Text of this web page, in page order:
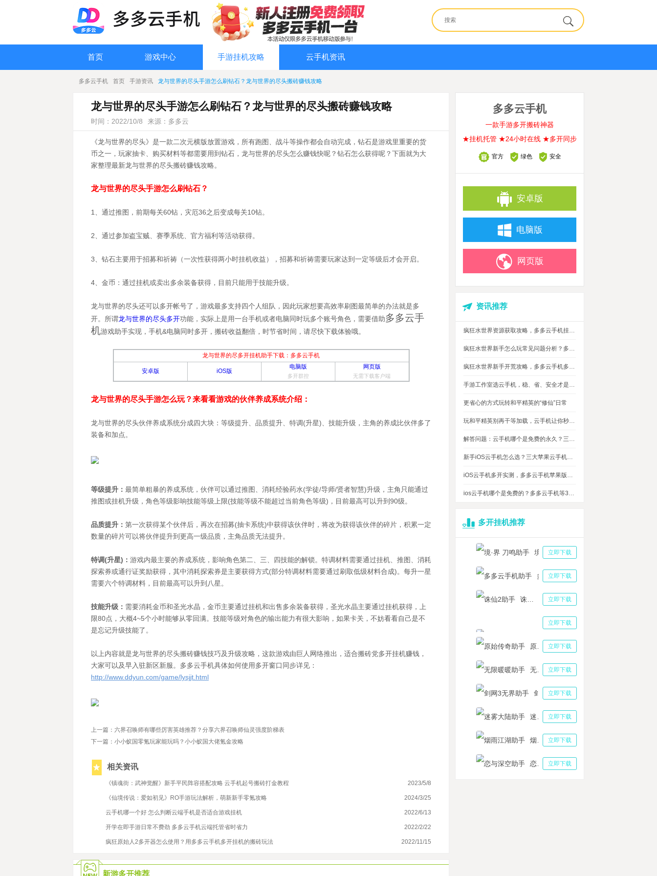
首页 游戏中心 手游挂机攻略 云手机资讯
多多云手机 首页 手游资讯 龙与世界的尽头手游怎么刷钻石？龙与世界的尽头搬砖赚钱攻略
龙与世界的尽头手游怎么刷钻石？龙与世界的尽头搬砖赚钱攻略
时间：2022/10/8 来源：多多云
《龙与世界的尽头》是一款二次元横版放置游戏，所有跑图、战斗等操作都会自动完成，钻石是游戏里重要的货
币之一，玩家抽卡、购买材料等都需要用到钻石，龙与世界的尽头怎么赚钱快呢？钻石怎么获得呢？下面就为大
家整理最新龙与世界的尽头搬砖赚钱攻略。
龙与世界的尽头手游怎么刷钻石？
1、通过推图，前期每关60钻，灾厄36之后变成每关10钻。
2、通过参加盗宝贼、赛季系统、官方福利等活动获得。
3、钻石主要用于招募和祈祷（一次性获得两小时挂机收益），招募和祈祷需要玩家达到一定等级后才会开启。
4、金币：通过挂机或卖出多余装备获得，目前只能用于技能升级。
龙与世界的尽头还可以多开帐号了，游戏最多支持四个人组队，因此玩家想要高效率刷图最简单的办法就是多
开。所谓龙与世界的尽头多开功能，实际上是用一台手机或者电脑同时玩多个账号角色，需要借助多多云手
机游戏助手实现，手机&电脑同时多开，搬砖收益翻倍，时节省时间，请尽快下载体验哦。
龙与世界的尽多开挂机助手下载：多多云手机
安卓版 iOS版
电脑版
多开群控
网页版
无需下载客户端
龙与世界的尽头手游怎么玩？来看看游戏的伙伴养成系统介绍：
龙与世界的尽头伙伴养成系统分成四大块：等级提升、品质提升、特调(升星)、技能升级，主角的养成比伙伴多了
装备和加点。
等级提升： 最简单粗暴的养成系统，伙伴可以通过推图、消耗经验药水(学徒/导师/贤者智慧)升级，主角只能通过
推图或挂机升级，角色等级影响技能等级上限(技能等级不能超过当前角色等级)，目前最高可以升到90级。
品质提升： 第一次获得某个伙伴后，再次在招募(抽卡系统)中获得该伙伴时，将改为获得该伙伴的碎片，积累一定
数量的碎片可以将伙伴提升到更高一级品质，主角品质无法提升。
特调(升星)： 游戏内最主要的养成系统，影响角色第二、三、四技能的解锁。特调材料需要通过挂机、推图、消耗
探索券或通行证奖励获得，其中消耗探索券是主要获得方式(部分特调材料需要通过刷取低级材料合成)。每升一星
需要六个特调材料，目前最高可以升到八星。
技能升级： 需要消耗金币和圣光水晶，金币主要通过挂机和出售多余装备获得，圣光水晶主要通过挂机获得，上
限80点，大概4~5个小时能够从零回满。技能等级对角色的输出能力有很大影响，如果卡关，不妨看看自己是不
是忘记升级技能了。
以上内容就是龙与世界的尽头搬砖赚钱技巧及升级攻略，这款游戏由巨人网络推出，适合搬砖党多开挂机赚钱，
大家可以及早入驻新区新服。多多云手机具体如何使用多开窗口同步详见：
http://www.ddyun.com/game/lysjjt.html
上一篇：六界召唤师有哪些厉害英雄推荐？分享六界召唤师仙灵强度阶梯表
下一篇：小小蚁国零氪玩家能玩吗？小小蚁国大佬氪金攻略
相关资讯
《镇魂街：武神觉醒》新手平民阵容搭配攻略 云手机起号搬砖打金教程 2023/5/8
《仙境传说：爱如初见》RO手游玩法解析，萌新新手零氪攻略 2024/3/25
云手机哪一个好 怎么判断云端手机是否适合游戏挂机 2022/6/13
开学在即手游日常不费劲 多多云手机云端托管省时省力 2022/2/22
疯狂原始人2多开器怎么使用？用多多云手机多开挂机的搬砖玩法 2022/11/15
新游多开推荐
多多云手机
一款手游多开搬砖神器
★挂机托管 ★24小时在线 ★多开同步
官方 绿色 安全
安卓版
电脑版
网页版
资讯推荐
疯狂水世界资源获取攻略，多多云手机挂机搬砖自动攒材料
疯狂水世界新手怎么玩常见问题分析？多多云手机多开托管挂机升级打怪
疯狂水世界新手开荒攻略，多多云手机多开托管，自动搞定海量重复日常快速升级
手游工作室选云手机，稳、省、安全才是实在考量
更省心的方式玩转和平精英的“修仙”日常
玩和平精英别再干等加载，云手机让你秒玩游戏进战场
解答问题：云手机哪个是免费的永久？三大免费永久正版云手机对比
新手iOS云手机怎么选？三大苹果云手机知名品牌性能对比测评
iOS云手机多开实测，多多云手机苹果版最多可同时运行多少台？
ios云手机哪个是免费的？多多云手机等3大品牌对比测评，告诉你免费ios云手机的真相
多开挂机推荐
立即下载
立即下载
多多云手机助手
立即下载
立即下载
三国志战略版助手
立即下载
立即下载
立即下载
立即下载
立即下载
立即下载